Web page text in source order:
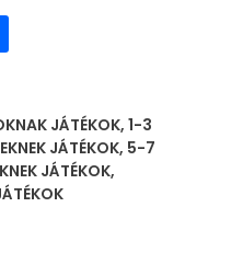
JÁTÉKOK, 1-3
JÁTÉKOK, 5-7
JÁTÉKOK,